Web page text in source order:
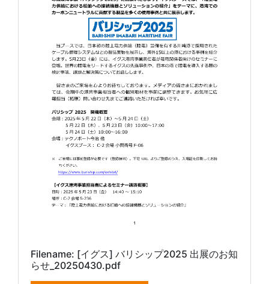
Filename: [イグス] バリシップ2025 出展のお知
らせ_20250430.pdf